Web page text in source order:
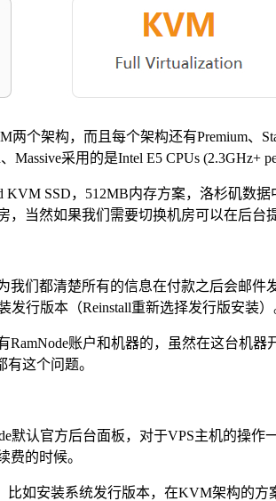
两个架构，而且每个架构还有Premium
、Massive采用的是Intel E5 CPUs
KVM SSD，512MB内存方案，洛杉矶数
，当然如果我们需要切换机房可以在后台
我们都清楚所有的信息在付款之后会邮
行版本（Reinstall重新选择发行版安装）
RamNode账户和机器的，虽然在这台机
这个问题。
默认官方后台面板，对于VPS主机的操
费的时候。
如安装系统发行版本，在KVM架构的